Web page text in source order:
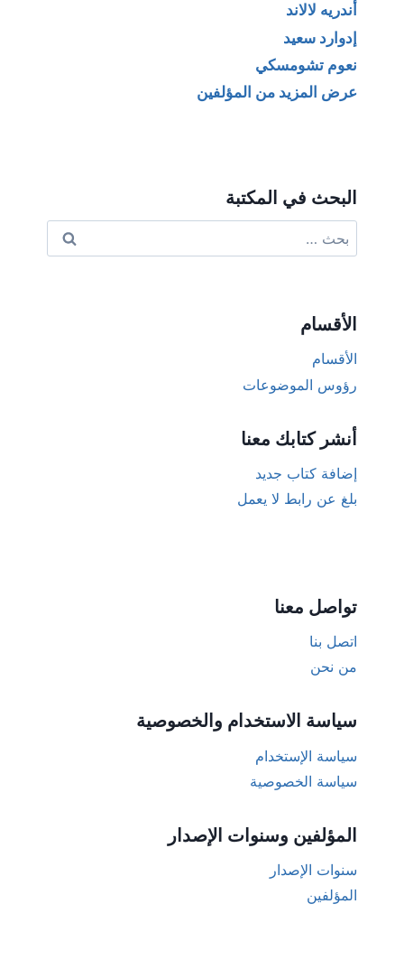
أندريه لالاند
إدوارد سعيد
نعوم تشومسكي
عرض المزيد من المؤلفين
البحث في المكتبة
عن:
الأقسام
الأقسام
رؤوس الموضوعات
أنشر كتابك معنا
إضافة كتاب جديد
بلغ عن رابط لا يعمل
تواصل معنا
اتصل بنا
من نحن
سياسة الاستخدام والخصوصية
سياسة الإستخدام
سياسة الخصوصية
المؤلفين وسنوات الإصدار
سنوات الإصدار
المؤلفين